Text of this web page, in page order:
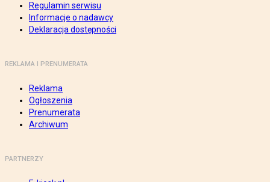
Regulamin serwisu
Informacje o nadawcy
Deklaracja dostępności
REKLAMA I PRENUMERATA
Reklama
Ogłoszenia
Prenumerata
Archiwum
PARTNERZY